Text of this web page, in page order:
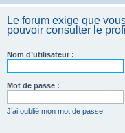
Le forum exige que
pouvoir consulter le
Nom d’utilisateur :
Mot de passe :
J’ai oublié mon mot de passe